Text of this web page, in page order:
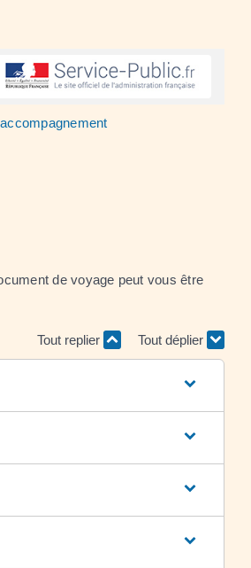
de voyage peut vous être
Tout replier Tout déplier